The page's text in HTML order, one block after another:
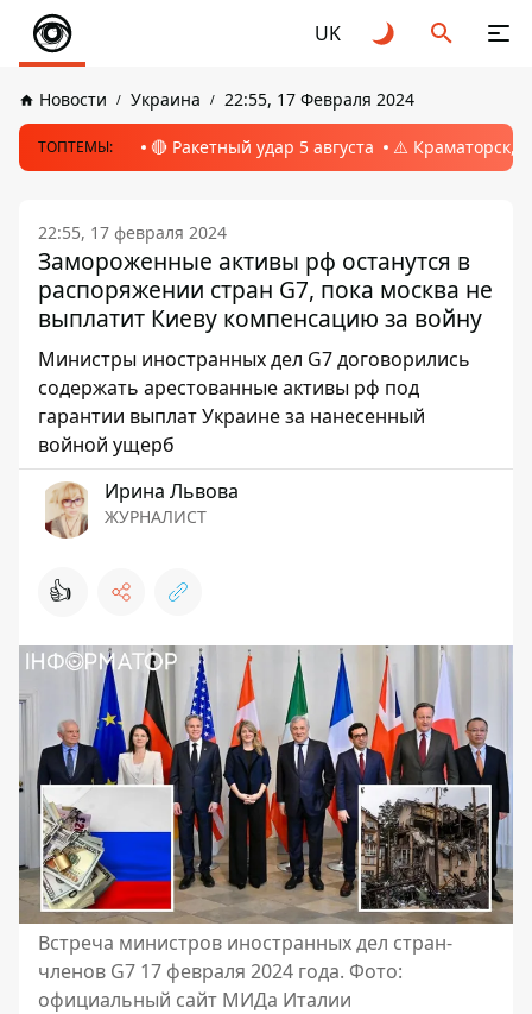
UK
Новости Украина 22:55, 17 Февраля 2024
ТОПТЕМЫ: 🔴 Ракетный удар 5 августа ⚠️ Краматорск,
22:55, 17 февраля 2024
Замороженные активы рф останутся в
распоряжении стран G7, пока москва не
выплатит Киеву компенсацию за войну
Министры иностранных дел G7 договорились
содержать арестованные активы рф под
гарантии выплат Украине за нанесенный
войной ущерб
Ирина Львова
ЖУРНАЛИСТ
👍
Встреча министров иностранных дел стран-
членов G7 17 февраля 2024 года. Фото:
официальный сайт МИДа Италии